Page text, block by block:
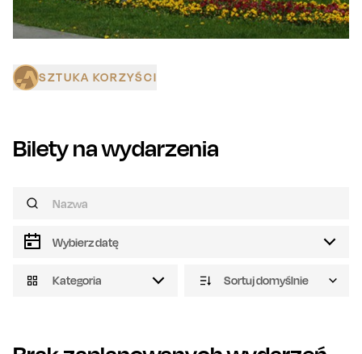
SZTUKA KORZYŚCI
Bilety na wydarzenia
Kategoria Sortuj domyślnie